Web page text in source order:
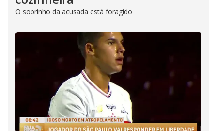
O sobrinho da acusada está foragido